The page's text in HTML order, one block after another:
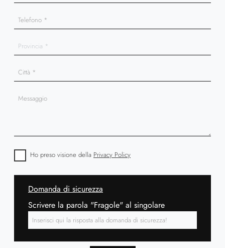
Ho preso visione della Privacy Policy
Domanda di sicurezza
Scrivere la parola "Fragole" al singolare